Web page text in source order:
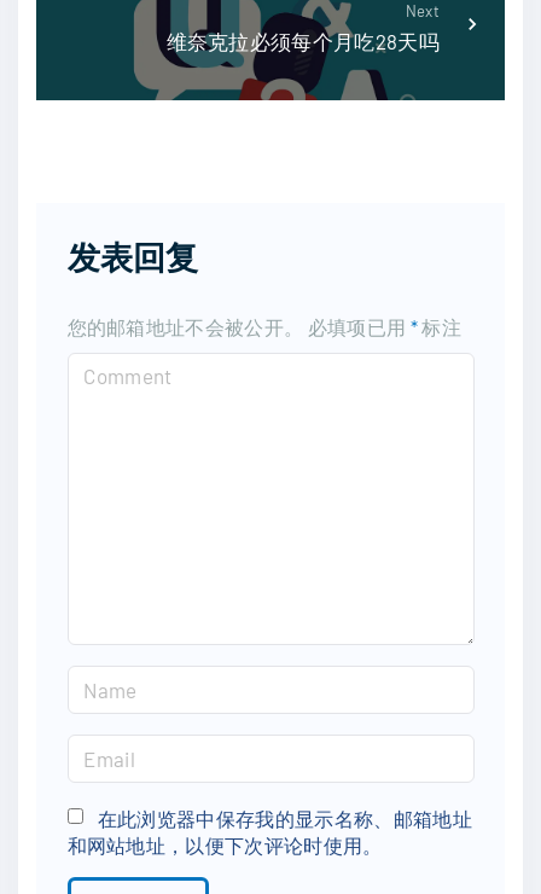
Next
维奈克拉必须每个月吃28天吗
发表回复
您的邮箱地址不会被公开。 必填项已用 *标注
a
e
*
m
a
i
l
在此浏览器中保存我的显示名称、邮箱地址
和网站地址，以便下次评论时使用。